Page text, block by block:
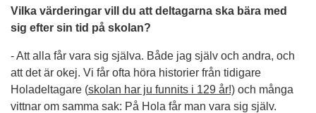
Vilka värderingar vill du att deltagarna ska bära med
sig efter sin tid på skolan?
- Att alla får vara sig själva. Både jag själv och andra, och
att det är okej. Vi får ofta höra historier från tidigare
Holadeltagare (skolan har ju funnits i 129 år!) och många
vittnar om samma sak: På Hola får man vara sig själv.